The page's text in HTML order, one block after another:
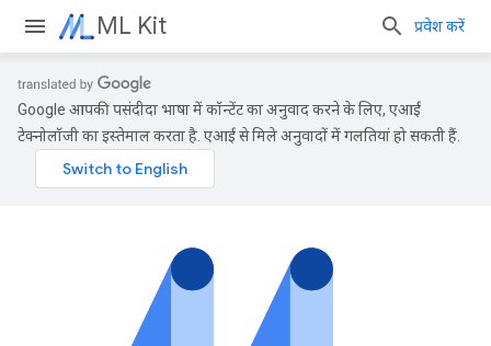
ML Kit प्रवेश करें
Google आपकी पसंदीदा भाषा में कॉन्टेंट का अनुवाद करने के लिए, एआई
टेक्नोलॉजी का इस्तेमाल करता है. एआई से मिले अनुवादों में गलतियां हो सकती हैं.